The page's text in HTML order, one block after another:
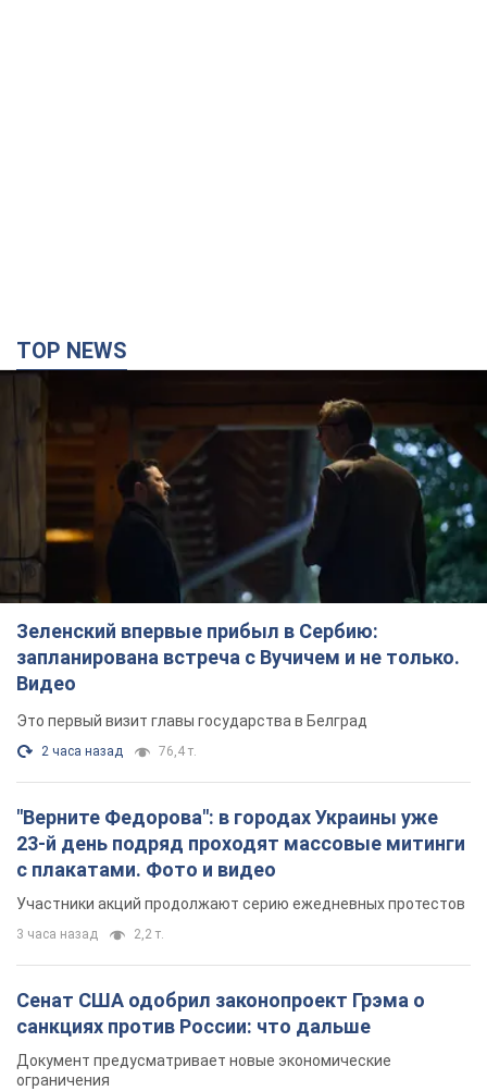
TOP NEWS
Зеленский впервые прибыл в Сербию:
запланирована встреча с Вучичем и не только.
Видео
Это первый визит главы государства в Белград
2 часа назад 76,4 т.
"Верните Федорова": в городах Украины уже
23-й день подряд проходят массовые митинги
с плакатами. Фото и видео
Участники акций продолжают серию ежедневных протестов
3 часа назад 2,2 т.
Сенат США одобрил законопроект Грэма о
санкциях против России: что дальше
Документ предусматривает новые экономические
ограничения